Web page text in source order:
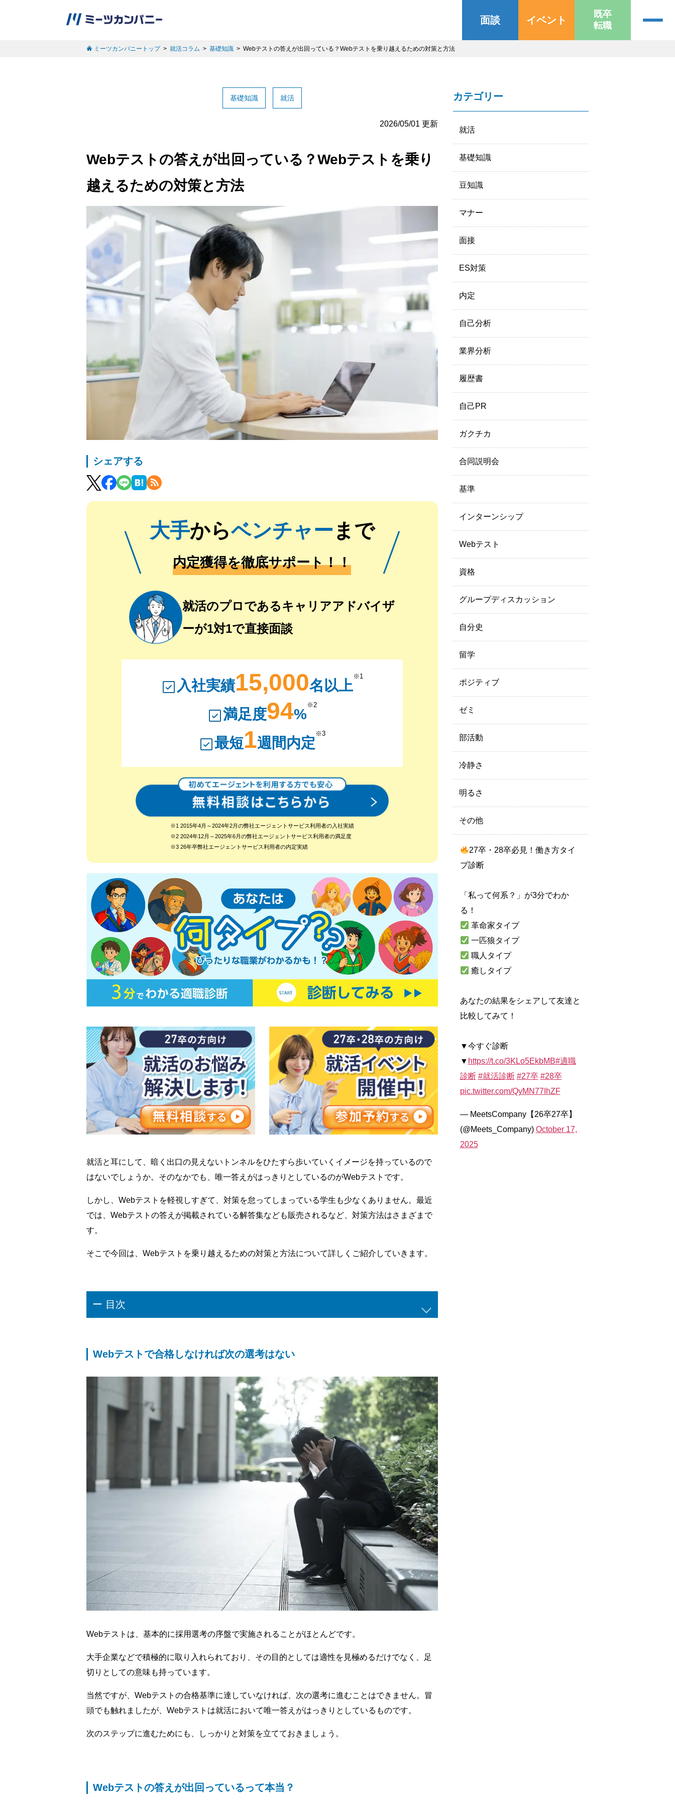
面談 イベント
既卒
転職
ミーツカンパニートップ 就活コラム 基礎知識 Webテストの答えが出回っている？Webテストを乗り越えるための対策と方法
基礎知識 就活
2026/05/01 更新
Webテストの答えが出回っている？Webテストを乗り
越えるための対策と方法
シェアする
大手からベンチャー まで
内定獲得を徹底サポート！！
就活のプロであるキャリアアドバイザ
ーが1対1で直接面談
入社実績15,000名以上
※1
満足度94%
※2
最短1週間内定
※3
※1 2015年4月～2024年2月の弊社エージェントサービス利用者の入社実績
※2 2024年12月～2025年6月の弊社エージェントサービス利用者の満足度
※3 26年卒弊社エージェントサービス利用者の内定実績
就活と耳にして、暗く出口の見えないトンネルをひたすら歩いていくイメージを持っているので
はないでしょうか。そのなかでも、唯一答えがはっきりとしているのがWebテストです。
しかし、Webテストを軽視しすぎて、対策を怠ってしまっている学生も少なくありません。最近
では、Webテストの答えが掲載されている解答集なども販売されるなど、対策方法はさまざまで
す。
そこで今回は、Webテストを乗り越えるための対策と方法について詳しくご紹介していきます。
ー 目次
Webテストで合格しなければ次の選考はない
Webテストは、基本的に採用選考の序盤で実施されることがほとんどです。
大手企業などで積極的に取り入れられており、その目的としては適性を見極めるだけでなく、足
切りとしての意味も持っています。
当然ですが、Webテストの合格基準に達していなければ、次の選考に進むことはできません。冒
頭でも触れましたが、Webテストは就活において唯一答えがはっきりとしているものです。
次のステップに進むためにも、しっかりと対策を立てておきましょう。
Webテストの答えが出回っているって本当？
カテゴリー
就活
基礎知識
豆知識
マナー
面接
ES対策
内定
自己分析
業界分析
履歴書
自己PR
ガクチカ
合同説明会
基準
インターンシップ
Webテスト
資格
グループディスカッション
自分史
留学
ポジティブ
ゼミ
部活動
冷静さ
明るさ
その他
27卒・28卒必見！働き方タイ
プ診断
「私って何系？」が3分でわか
る！
革命家タイプ
一匹狼タイプ
職人タイプ
癒しタイプ
あなたの結果をシェアして友達と
比較してみて！
▼今すぐ診断
▼ https://t.co/3KLo5EkbMB#適職
診断 #就活診断 #27卒 #28卒
pic.twitter.com/QyMN77IhZF
— MeetsCompany【26卒27卒】
(@Meets_Company) October 17,
2025